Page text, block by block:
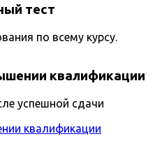
тест
по всему курсу.
квалификации
успешной сдачи